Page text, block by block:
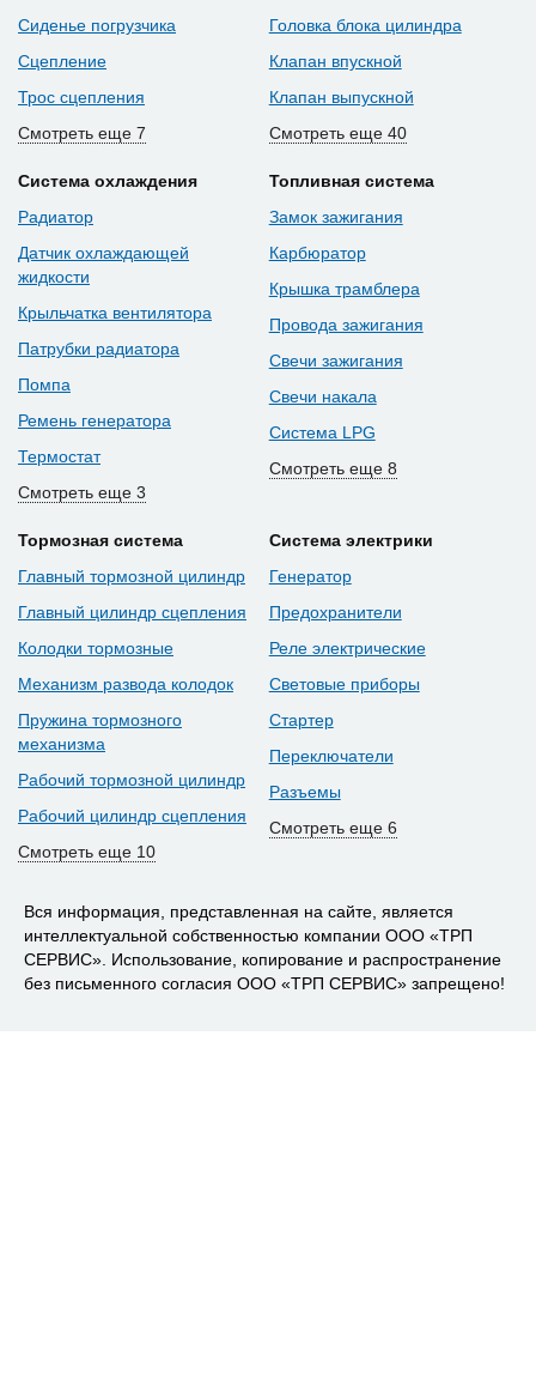
Сиденье погрузчика
Сцепление
Трос сцепления
Смотреть еще 7
Головка блока цилиндра
Клапан впускной
Клапан выпускной
Смотреть еще 40
Система охлаждения
Радиатор
Датчик охлаждающей
жидкости
Крыльчатка вентилятора
Патрубки радиатора
Помпа
Ремень генератора
Термостат
Смотреть еще 3
Топливная система
Замок зажигания
Карбюратор
Крышка трамблера
Провода зажигания
Свечи зажигания
Свечи накала
Система LPG
Смотреть еще 8
Тормозная система
Главный тормозной цилиндр
Главный цилиндр сцепления
Колодки тормозные
Механизм развода колодок
Пружина тормозного
механизма
Рабочий тормозной цилиндр
Рабочий цилиндр сцепления
Смотреть еще 10
Система электрики
Генератор
Предохранители
Реле электрические
Световые приборы
Стартер
Переключатели
Разъемы
Смотреть еще 6
Вся информация, представленная на сайте, является
интеллектуальной собственностью компании ООО «ТРП
СЕРВИС». Использование, копирование и распространение
без письменного согласия ООО «ТРП СЕРВИС» запрещено!